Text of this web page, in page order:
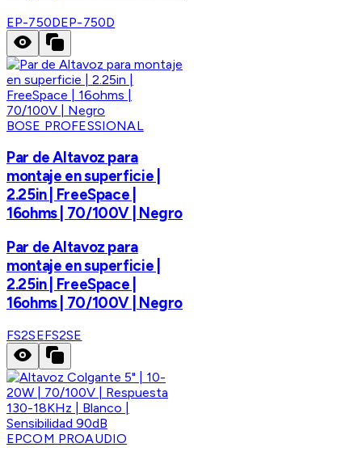
EP-750DEP-750D
BOSE PROFESSIONAL
Par de Altavoz para
montaje en superficie |
2.25in | FreeSpace |
16ohms | 70/100V | Negro
Par de Altavoz para
montaje en superficie |
2.25in | FreeSpace |
16ohms | 70/100V | Negro
FS2SEFS2SE
EPCOM PROAUDIO